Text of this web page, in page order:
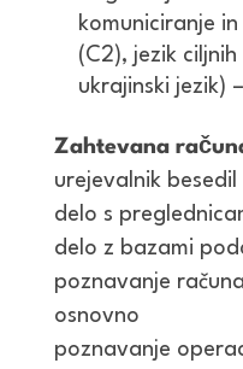
komuniciranje
(C2), jezik
ukrajinski jezik)
Zahtevana
urejevalnik besedil
delo s
delo z bazami
poznavanje
osnovno
poznavanje